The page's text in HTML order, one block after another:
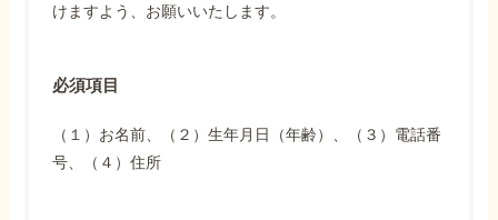
けますよう、お願いいたします。
必須項目
（１）お名前、（２）生年月日（年齢）、（３）電話番
号、（４）住所